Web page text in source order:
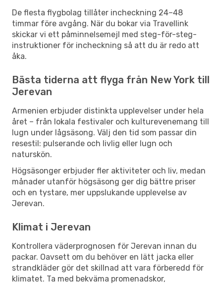
De flesta flygbolag tillåter incheckning 24–48
timmar före avgång. När du bokar via Travellink
skickar vi ett påminnelsemejl med steg-för-steg-
instruktioner för incheckning så att du är redo att
åka.
Bästa tiderna att flyga från New York till
Jerevan
Armenien erbjuder distinkta upplevelser under hela
året – från lokala festivaler och kulturevenemang till
lugn under lågsäsong. Välj den tid som passar din
resestil: pulserande och livlig eller lugn och
naturskön.
Högsäsonger erbjuder fler aktiviteter och liv, medan
månader utanför högsäsong ger dig bättre priser
och en tystare, mer uppslukande upplevelse av
Jerevan.
Klimat i Jerevan
Kontrollera väderprognosen för Jerevan innan du
packar. Oavsett om du behöver en lätt jacka eller
strandkläder gör det skillnad att vara förberedd för
klimatet. Ta med bekväma promenadskor,